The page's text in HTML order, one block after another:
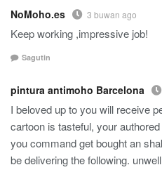
NoMoho.es 3 buwan ago
Keep working ,impressive job!
Sagutin
pintura antimoho Barcelona
I beloved up to you will receive
cartoon is tasteful, your
you command get bought an
be delivering the following.